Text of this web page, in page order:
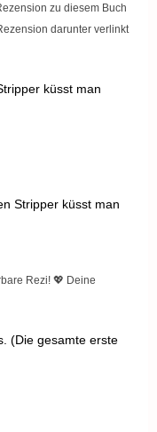
zu diesem Buch
darunter verlinkt
küsst man
Stripper küsst man
Rezi! 💖 Deine
(Die gesamte erste